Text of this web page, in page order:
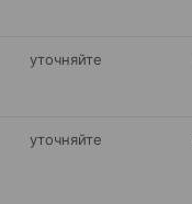
уточняйте
уточняйте